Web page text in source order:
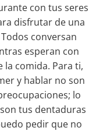
con tus seres
disfrutar de una
conversan
esperan con
la comida. Para ti,
y hablar no son
lo
tus dentaduras
pedir que no